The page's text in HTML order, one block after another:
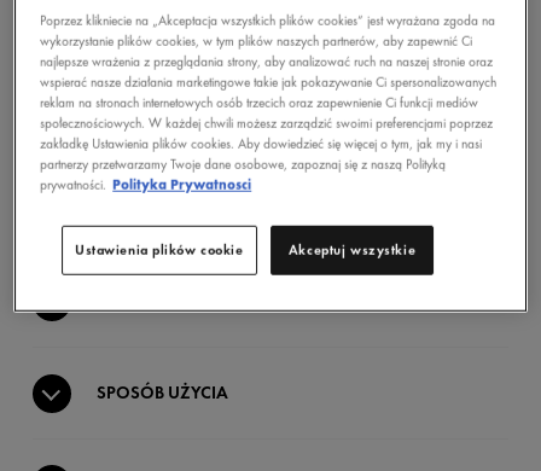
BENEFITY
KONSYSTENCJA
SPOSÓB UŻYCIA
Poprzez klikniecie na „Akceptacja wszystkich plików cookies” jest wyrażana zgoda na
wykorzystanie plików cookies, w tym plików naszych partnerów, aby zapewnić Ci
najlepsze wrażenia z przeglądania strony, aby analizować ruch na naszej stronie oraz
wspierać nasze działania marketingowe takie jak pokazywanie Ci spersonalizowanych
reklam na stronach internetowych osób trzecich oraz zapewnienie Ci funkcji mediów
społecznościowych. W każdej chwili możesz zarządzić swoimi preferencjami poprzez
zakładkę Ustawienia plików cookies. Aby dowiedzieć się więcej o tym, jak my i nasi
partnerzy przetwarzamy Twoje dane osobowe, zapoznaj się z naszą Polityką
prywatności. Polityka Prywatnosci
Ustawienia plików cookie Akceptuj wszystkie